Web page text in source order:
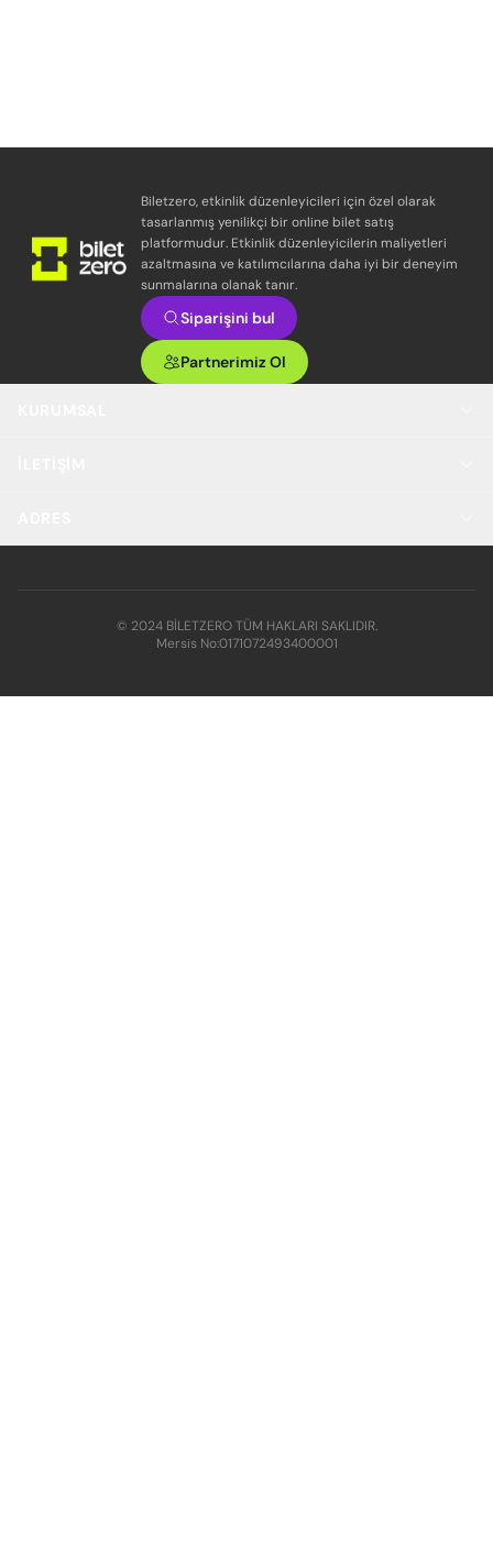
Biletzero, etkinlik düzenleyicileri için özel olarak
tasarlanmış yenilikçi bir online bilet satış
platformudur. Etkinlik düzenleyicilerin maliyetleri
azaltmasına ve katılımcılarına daha iyi bir deneyim
sunmalarına olanak tanır.
Siparişini bul
Partnerimiz Ol
© 2024 BİLETZERO TÜM HAKLARI SAKLIDIR.
Mersis No:0171072493400001